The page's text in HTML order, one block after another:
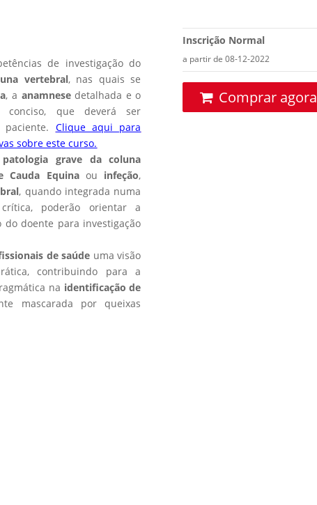
de investigação do
vertebral, nas quais se
, a anamnesedetalhada e o
conciso, que deverá ser
Clique aqui para
sobre este curso.
grave da coluna
Cauda Equinaou infeção,
, quando integrada numa
poderão orientar a
doente para investigação
de saúde uma visão
contribuindo para a
na identificação de
mascarada por queixas
Inscrição Normal
a partir de 08-12-2022
Comprar agora